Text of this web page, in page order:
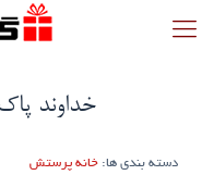
خداوند
دسته بندی ها: خانه پرستش